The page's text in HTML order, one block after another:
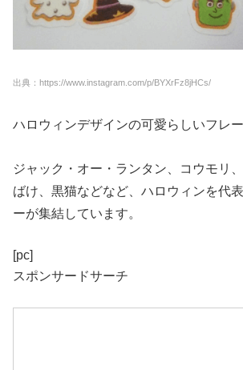
出典：https://www.instagram.com/p/BYXrFz8jHCs/
ハロウィンデザインの可愛らしいフレー
ジャック・オー・ランタン、コウモリ
ばけ、黒猫などなど、ハロウィンを代
ーが集結しています。
[pc]
スポンサードサーチ